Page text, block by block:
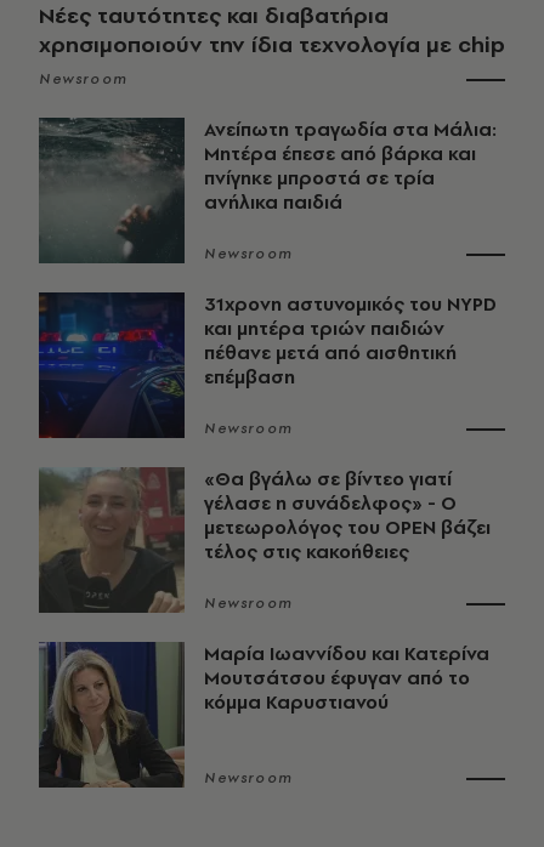
Νέες ταυτότητες και διαβατήρια
χρησιμοποιούν την ίδια τεχνολογία με chip
Newsroom
Ανείπωτη τραγωδία στα Μάλια:
Μητέρα έπεσε από βάρκα και
πνίγηκε μπροστά σε τρία
ανήλικα παιδιά
Newsroom
31χρονη αστυνομικός του NYPD
και μητέρα τριών παιδιών
πέθανε μετά από αισθητική
επέμβαση
Newsroom
«Θα βγάλω σε βίντεο γιατί
γέλασε η συνάδελφος» - Ο
μετεωρολόγος του OPEN βάζει
τέλος στις κακοήθειες
Newsroom
Μαρία Ιωαννίδου και Κατερίνα
Μουτσάτσου έφυγαν από το
κόμμα Καρυστιανού
Newsroom